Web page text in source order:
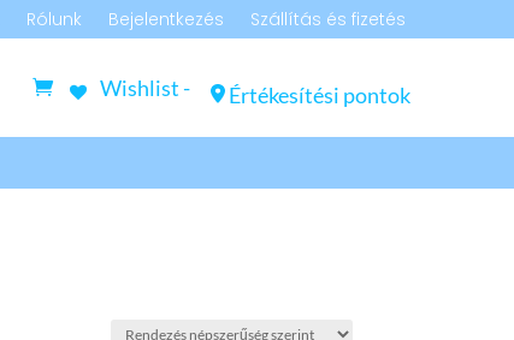
Rólunk Bejelentkezés Szállítás és fizetés
Wishlist - Értékesítési pontok